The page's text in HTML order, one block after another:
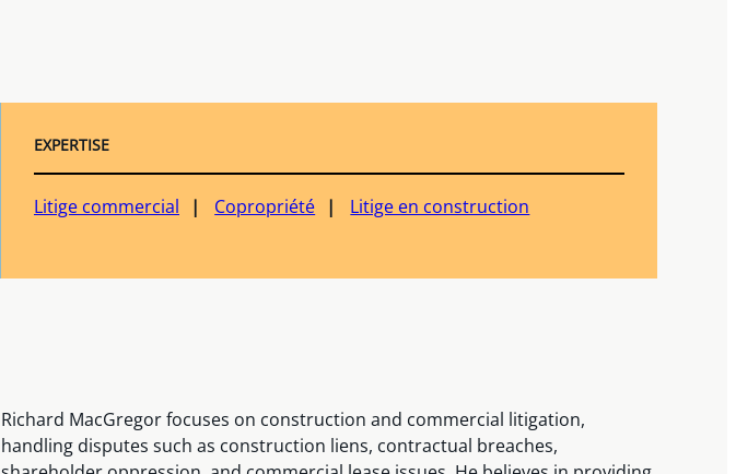
EXPERTISE
Litige commercial Copropriété Litige en construction
Richard MacGregor focuses on construction and commercial litigation,
handling disputes such as construction liens, contractual breaches,